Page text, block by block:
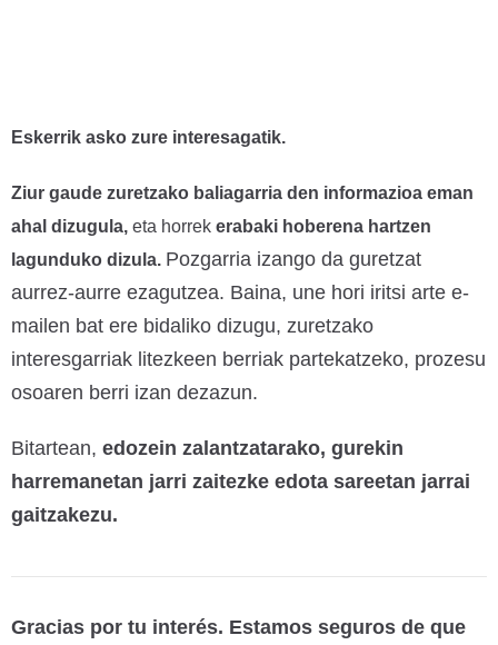
Eskerrik asko zure interesagatik.
Ziur gaude zuretzako baliagarria den informazioa eman
ahal dizugula, eta horrek erabaki hoberena hartzen
lagunduko dizula. Pozgarria izango da guretzat
aurrez-aurre ezagutzea. Baina, une hori iritsi arte e-
mailen bat ere bidaliko dizugu, zuretzako
interesgarriak litezkeen berriak partekatzeko, prozesu
osoaren berri izan dezazun.
Bitartean, edozein zalantzatarako, gurekin
harremanetan jarri zaitezke edota sareetan jarrai
gaitzakezu.
Gracias por tu interés. Estamos seguros de que